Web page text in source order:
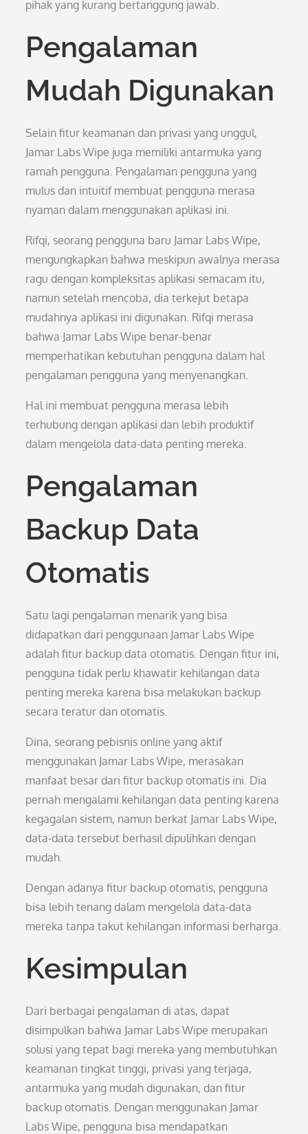
pihak yang kurang bertanggung jawab.
Pengalaman
Mudah Digunakan
Selain fitur keamanan dan privasi yang unggul,
Jamar Labs Wipe juga memiliki antarmuka yang
ramah pengguna. Pengalaman pengguna yang
mulus dan intuitif membuat pengguna merasa
nyaman dalam menggunakan aplikasi ini.
Rifqi, seorang pengguna baru Jamar Labs Wipe,
mengungkapkan bahwa meskipun awalnya merasa
ragu dengan kompleksitas aplikasi semacam itu,
namun setelah mencoba, dia terkejut betapa
mudahnya aplikasi ini digunakan. Rifqi merasa
bahwa Jamar Labs Wipe benar-benar
memperhatikan kebutuhan pengguna dalam hal
pengalaman pengguna yang menyenangkan.
Hal ini membuat pengguna merasa lebih
terhubung dengan aplikasi dan lebih produktif
dalam mengelola data-data penting mereka.
Pengalaman
Backup Data
Otomatis
Satu lagi pengalaman menarik yang bisa
didapatkan dari penggunaan Jamar Labs Wipe
adalah fitur backup data otomatis. Dengan fitur ini,
pengguna tidak perlu khawatir kehilangan data
penting mereka karena bisa melakukan backup
secara teratur dan otomatis.
Dina, seorang pebisnis online yang aktif
menggunakan Jamar Labs Wipe, merasakan
manfaat besar dari fitur backup otomatis ini. Dia
pernah mengalami kehilangan data penting karena
kegagalan sistem, namun berkat Jamar Labs Wipe,
data-data tersebut berhasil dipulihkan dengan
mudah.
Dengan adanya fitur backup otomatis, pengguna
bisa lebih tenang dalam mengelola data-data
mereka tanpa takut kehilangan informasi berharga.
Kesimpulan
Dari berbagai pengalaman di atas, dapat
disimpulkan bahwa Jamar Labs Wipe merupakan
solusi yang tepat bagi mereka yang membutuhkan
keamanan tingkat tinggi, privasi yang terjaga,
antarmuka yang mudah digunakan, dan fitur
backup otomatis. Dengan menggunakan Jamar
Labs Wipe, pengguna bisa mendapatkan